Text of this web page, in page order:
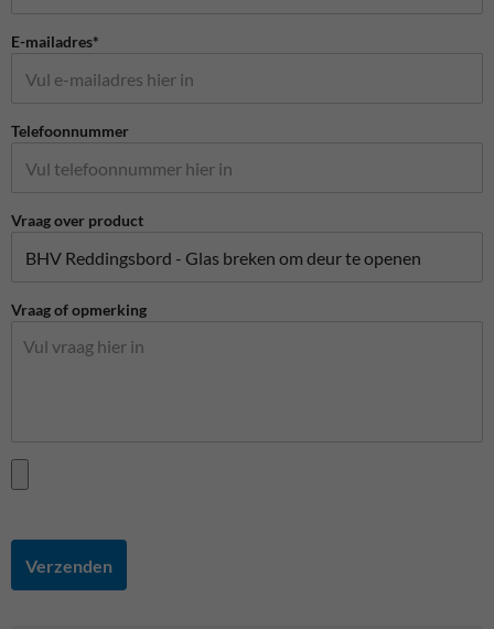
E-mailadres*
Telefoonnummer
Vraag over product
Vraag of opmerking
Verzenden